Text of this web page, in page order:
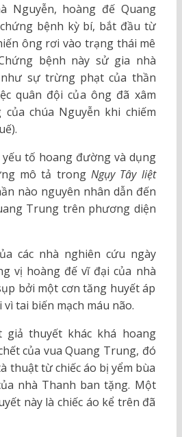
Nguyễn, hoàng đế Quang
bệnh kỳ bí, bắt đầu từ
ông rơi vào trạng thái mê
bệnh này sử gia nhà
sự trừng phạt của thần
quân đội của ông đã xâm
của chúa Nguyễn khi chiếm
tố hoang đường và dụng
mô tả trong Ngụy Tây liệt
nào nguyên nhân dẫn đến
Trung trên phương diện
các nhà nghiên cứu ngày
vị hoàng đế vĩ đại của nhà
bởi một cơn tăng huyết áp
tai biến mạch máu não.
giả thuyết khác khá hoang
của vua Quang Trung, đó
thuật từ chiếc áo bị yểm bùa
nhà Thanh ban tặng. Một
này là chiếc áo kể trên đã